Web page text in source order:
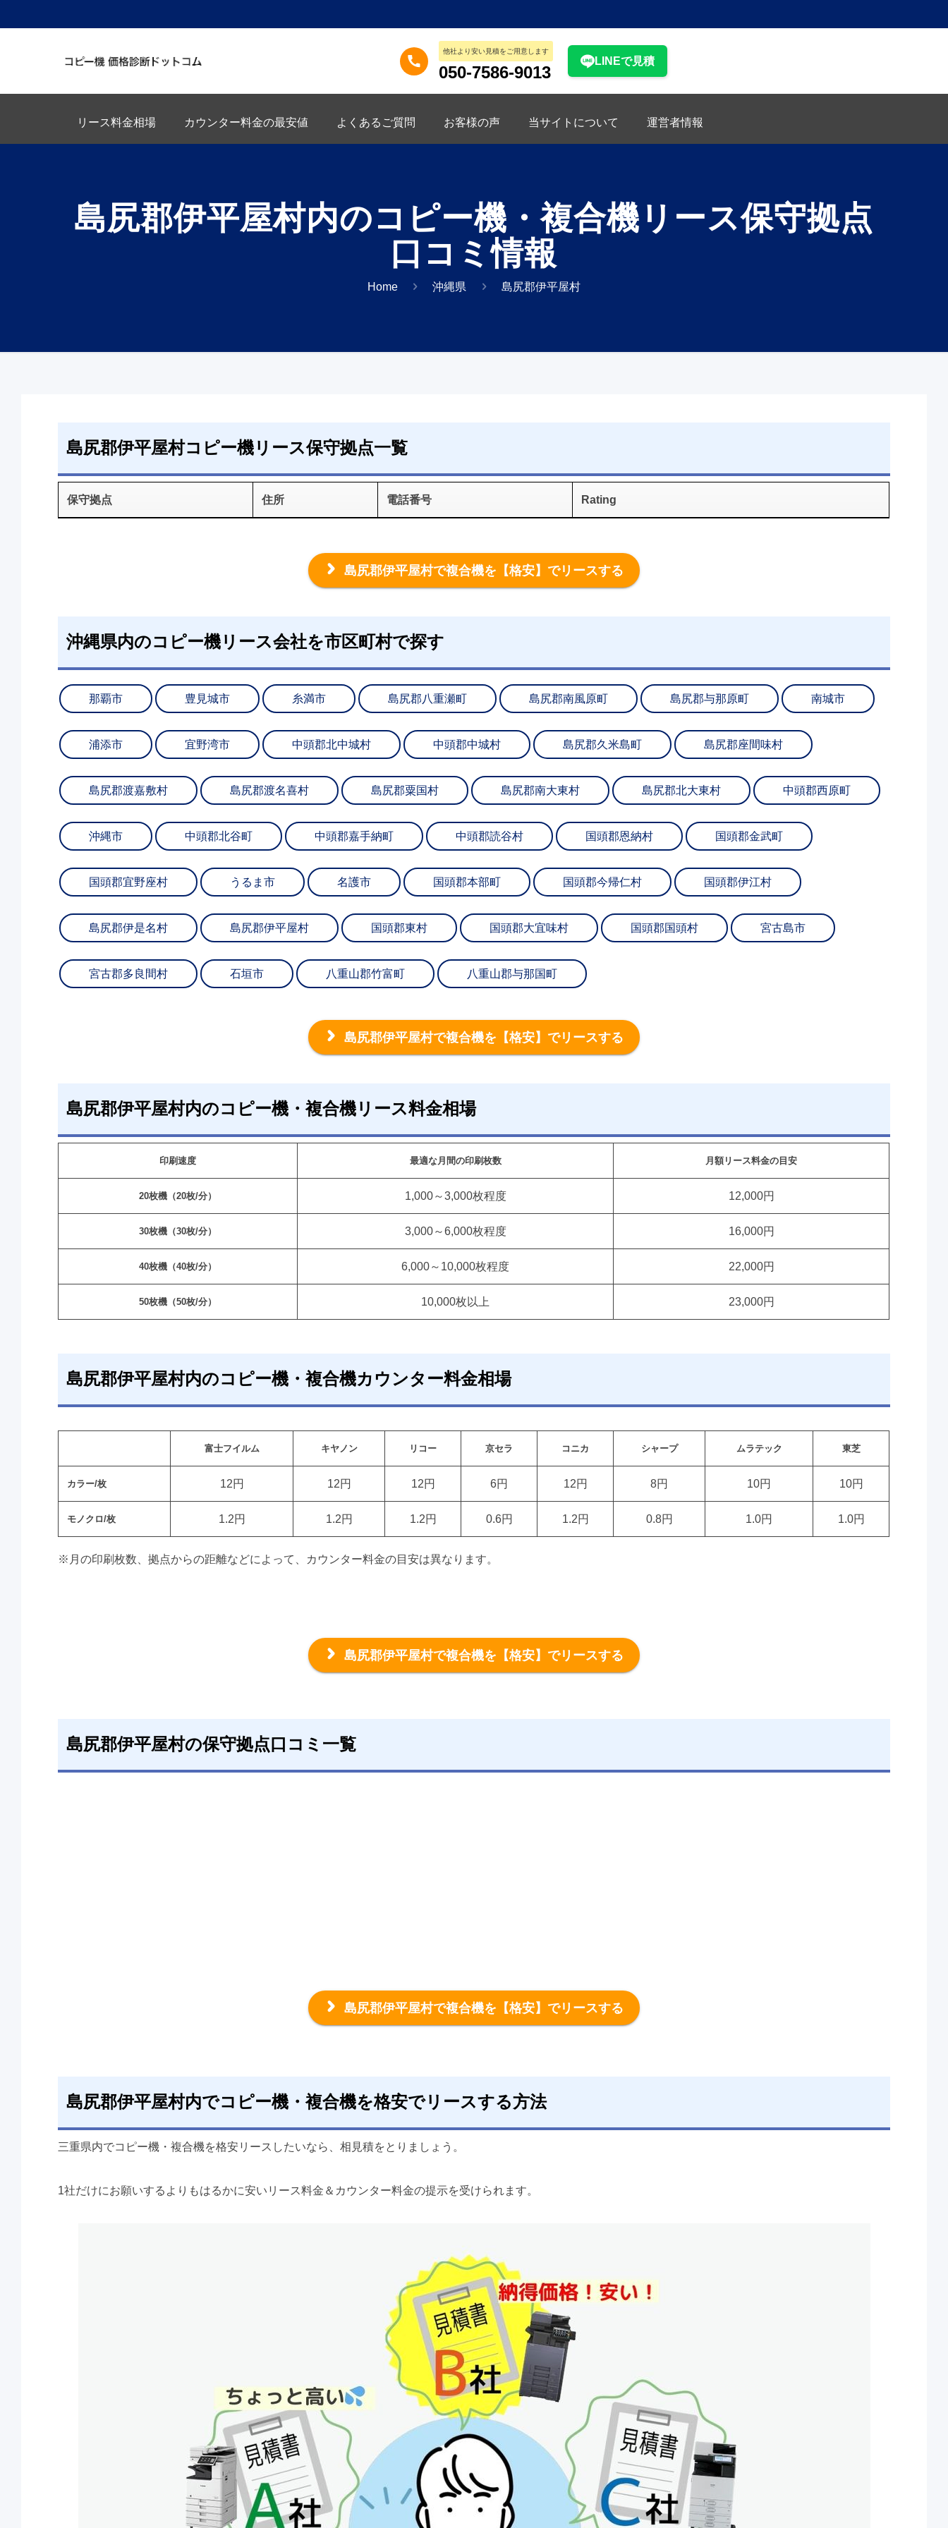
他社より安い見積をご用意します
050-7586-9013
LINEで見積
リース料金相場 カウンター料金の最安値 よくあるご質問 お客様の声 当サイトについて 運営者情報
島尻郡伊平屋村内のコピー機・複合機リース保守拠点
口コミ情報
Home 沖縄県 島尻郡伊平屋村
島尻郡伊平屋村コピー機リース保守拠点一覧
保守拠点 住所 電話番号 Rating
島尻郡伊平屋村で複合機を 【格安】でリースする
沖縄県内のコピー機リース会社を市区町村で探す
那覇市 豊見城市 糸満市 島尻郡八重瀬町 島尻郡南風原町 島尻郡与那原町 南城市
浦添市 宜野湾市 中頭郡北中城村 中頭郡中城村 島尻郡久米島町 島尻郡座間味村
島尻郡渡嘉敷村 島尻郡渡名喜村 島尻郡粟国村 島尻郡南大東村 島尻郡北大東村 中頭郡西原町
沖縄市 中頭郡北谷町 中頭郡嘉手納町 中頭郡読谷村 国頭郡恩納村 国頭郡金武町
国頭郡宜野座村 うるま市 名護市 国頭郡本部町 国頭郡今帰仁村 国頭郡伊江村
島尻郡伊是名村 島尻郡伊平屋村 国頭郡東村 国頭郡大宜味村 国頭郡国頭村 宮古島市
宮古郡多良間村 石垣市 八重山郡竹富町 八重山郡与那国町
島尻郡伊平屋村で複合機を 【格安】でリースする
島尻郡伊平屋村内のコピー機・複合機リース料金相場
印刷速度 最適な月間の印刷枚数 月額リース料金の目安
20枚機（20枚/分） 1,000～3,000枚程度 12,000円
30枚機（30枚/分） 3,000～6,000枚程度 16,000円
40枚機（40枚/分） 6,000～10,000枚程度 22,000円
50枚機（50枚/分） 10,000枚以上 23,000円
島尻郡伊平屋村内のコピー機・複合機カウンター料金相場
富士フイルム キヤノン リコー 京セラ コニカ シャープ ムラテック 東芝
カラー/枚 12円 12円 12円 6円 12円 8円 10円 10円
モノクロ/枚 1.2円 1.2円 1.2円 0.6円 1.2円 0.8円 1.0円 1.0円
※月の印刷枚数、拠点からの距離などによって、カウンター料金の目安は異なります。
島尻郡伊平屋村で複合機を 【格安】でリースする
島尻郡伊平屋村の保守拠点口コミ一覧
島尻郡伊平屋村で複合機を 【格安】でリースする
島尻郡伊平屋村内でコピー機・複合機を格安でリースする方法
三重県内でコピー機・複合機を格安リースしたいなら、相見積をとりましょう。
1社だけにお願いするよりもはるかに安いリース料金＆カウンター料金の提示を受けられます。